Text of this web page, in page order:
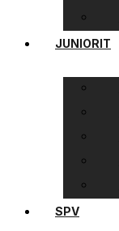
JUNIORIT
SPV